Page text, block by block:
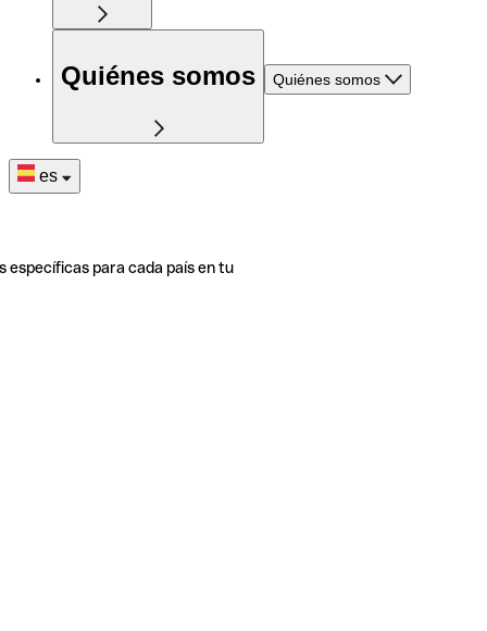
Quiénes somos Quiénes somos
es
específicas para cada país en tu